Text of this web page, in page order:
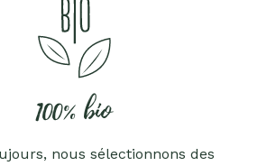
100% bio
nous sélectionnons des